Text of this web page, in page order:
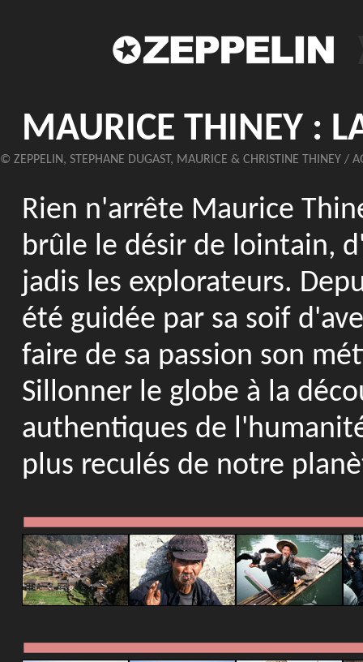
MAURICE THINEY :
© ZEPPELIN, STEPHANE DUGAST, MAURICE & CHRISTINE THINEY /
Rien n'arrête Maurice
brûle le désir de lointain,
jadis les explorateurs.
été guidée par sa soif
faire de sa passion son
Sillonner le globe à la
authentiques de
plus reculés de notre